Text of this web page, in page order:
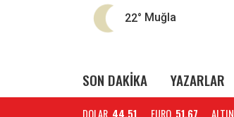
22° Muğla
SON DAKİKA YAZARLAR